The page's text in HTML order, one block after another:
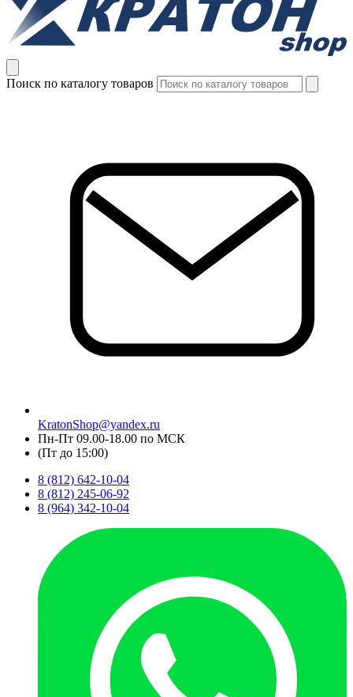
Поиск по каталогу товаров
KratonShop@yandex.ru
Пн-Пт 09.00-18.00 по МСК
(Пт до 15:00)
8 (812) 642-10-04
8 (812) 245-06-92
8 (964) 342-10-04